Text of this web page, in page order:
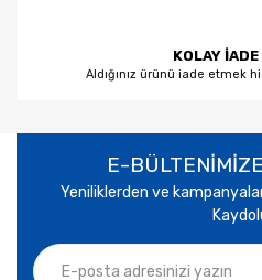
KOLAY
Aldığınız ürünü iade etmek
E-BÜLTENİMİZE
Yeniliklerden ve